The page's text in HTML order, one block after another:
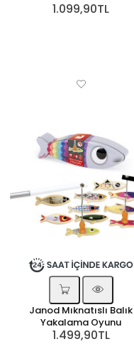
1.099,90TL
Janod Mıknatıslı Balık
Yakalama Oyunu
1.499,90TL